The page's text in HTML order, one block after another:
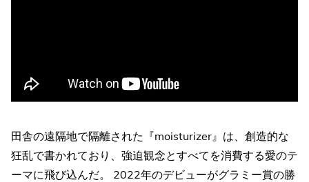
田舎の遠隔地で隔離された『moisturizer』は、創造的な
狂乱で書かれており、強迫観念とすべてを消費する愛のテ
ーマに飛び込んだ。 2022年のデビューがグラミー賞の勝